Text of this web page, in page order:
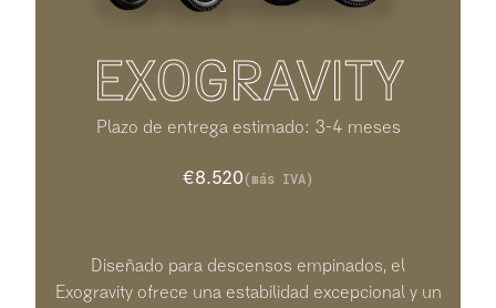
EXOGRAVITY
Plazo de entrega estimado: 3-4 meses
€8.520(más IVA)
Diseñado para descensos empinados, el
Exogravity ofrece una estabilidad excepcional y un